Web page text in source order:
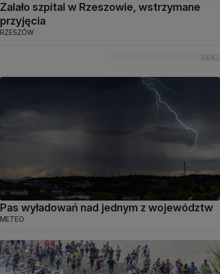
Zalało szpital w Rzeszowie, wstrzymane
przyjęcia
RZESZÓW
Pas wyładowań nad jednym z województw
METEO